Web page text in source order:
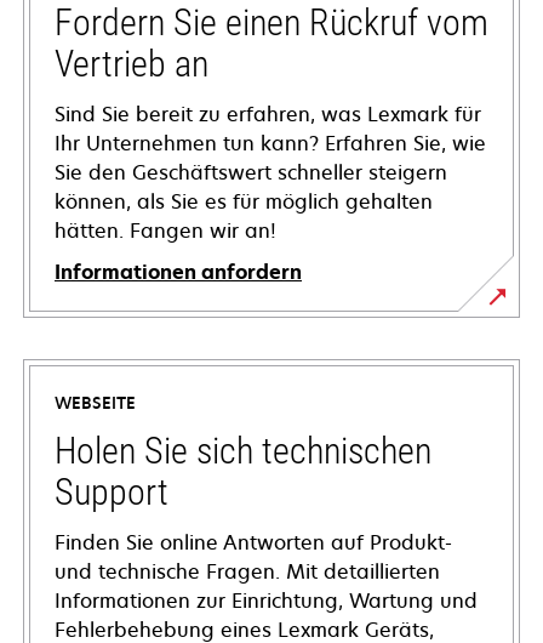
Fordern Sie einen Rückruf vom
Vertrieb an
Sind Sie bereit zu erfahren, was Lexmark für
Ihr Unternehmen tun kann? Erfahren Sie, wie
Sie den Geschäftswert schneller steigern
können, als Sie es für möglich gehalten
hätten. Fangen wir an!
Informationen anfordern
WEBSEITE
Holen Sie sich technischen
Support
Finden Sie online Antworten auf Produkt-
und technische Fragen. Mit detaillierten
Informationen zur Einrichtung, Wartung und
Fehlerbehebung eines Lexmark Geräts,